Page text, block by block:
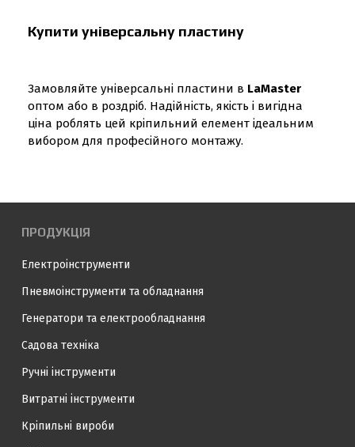
Купити універсальну пластину
Замовляйте універсальні пластини в LaMaster
оптом або в роздріб. Надійність, якість і вигідна
ціна роблять цей кріпильний елемент ідеальним
вибором для професійного монтажу.
ПРОДУКЦІЯ
Електроінструменти
Пневмоінструменти та обладнання
Генератори та електрообладнання
Садова техніка
Ручні інструменти
Витратні інструменти
Кріпильні вироби